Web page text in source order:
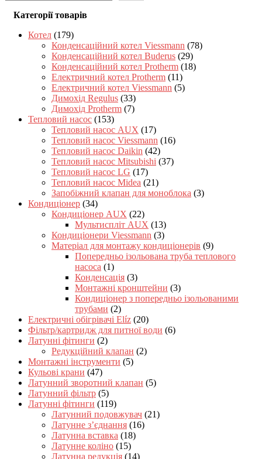
Категорії товарів
Котел (179)
Конденсаційний котел Viessmann (78)
Конденсаційний котел Buderus (29)
Конденсаційний котел Protherm (18)
Електричний котел Protherm (11)
Електричний котел Viessmann (5)
Димохід Regulus (33)
Димохід Protherm (7)
Тепловий насос (153)
Тепловий насос AUX (17)
Тепловий насос Viessmann (16)
Тепловий насос Daikin (42)
Тепловий насос Mitsubishi (37)
Тепловий насос LG (17)
Тепловий насос Midea (21)
Запобіжний клапан для моноблока (3)
Кондиціонер (34)
Кондиціонер AUX (22)
Мультиспліт AUX (13)
Кондиціонери Viessmann (3)
Матеріал для монтажу кондиціонерів (9)
Попередньо ізольована труба теплового
насоса (1)
Конденсація (3)
Монтажні кронштейни (3)
Кондиціонер з попередньо ізольованими
трубами (2)
Електричні обігрівачі Elíz (20)
Фільтр/картридж для питної води (6)
Латунні фітинги (2)
Редукційний клапан (2)
Монтажні інструменти (5)
Кульові крани (47)
Латунний зворотний клапан (5)
Латунний фільтр (5)
Латунні фітинги (119)
Латунний подовжувач (21)
Латунне з’єднання (16)
Латунна вставка (18)
Латунне коліно (15)
Латунна редукція (14)